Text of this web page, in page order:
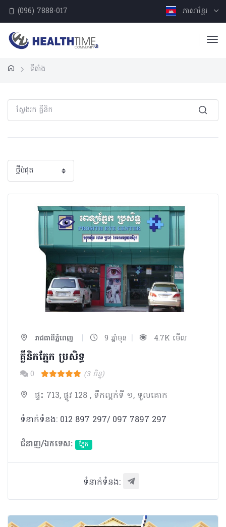
(096) 7888-017 ភាសាខ្មែរ
ទីតាំង
រាជធានីភ្នំពេញ | 9 ឆ្នាំមុន | 4.7K មើល
គ្លីនិកភ្នែក ប្រសិទ្ធ
0 (3 ពិន្ទុ)
ផ្ទះ 713, ផ្លូវ 128 , ទឹកល្អក់ទី ១, ទួលគោក
ទំនាក់ទំនង: 012 897 297/ 097 7897 297
ជំនាញ/ឯកទេស:
ភ្នែក​
ទំនាក់ទំនង: